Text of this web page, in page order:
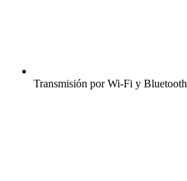
Transmisión por Wi-Fi y Bluetooth